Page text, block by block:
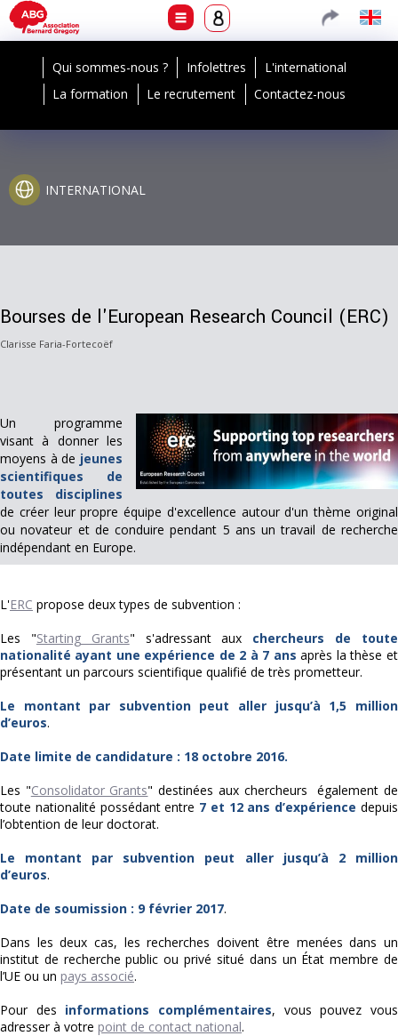
Qui sommes-nous ? Infolettres
L'international
La formation
Le recrutement Contactez-nous
INTERNATIONAL
Bourses de l'European Research Council (ERC)
Clarisse Faria-Fortecoëf
Un programme
visant à donner les
moyens à de jeunes
scientifiques de
toutes disciplines
de créer leur propre équipe d'excellence autour d'un thème original
ou novateur et de conduire pendant 5 ans un travail de recherche
indépendant en Europe.
L'ERC propose deux types de subvention :
Les "Starting Grants" s'adressant aux chercheurs de toute
nationalité ayant une expérience de 2 à 7 ans après la thèse et
présentant un parcours scientifique qualifié de très prometteur.
Le montant par subvention peut aller jusqu’à 1,5 million
d’euros.
Date limite de candidature : 18 octobre 2016.
Les "Consolidator Grants" destinées aux chercheurs également de
toute nationalité possédant entre 7 et 12 ans d’expérience depuis
l’obtention de leur doctorat.
Le montant par subvention peut aller jusqu’à 2 million
d’euros.
Date de soumission : 9 février 2017.
Dans les deux cas, les recherches doivent être menées dans un
institut de recherche public ou privé situé dans un État membre de
l’UE ou un pays associé.
Pour des informations complémentaires, vous pouvez vous
adresser à votre point de contact national.